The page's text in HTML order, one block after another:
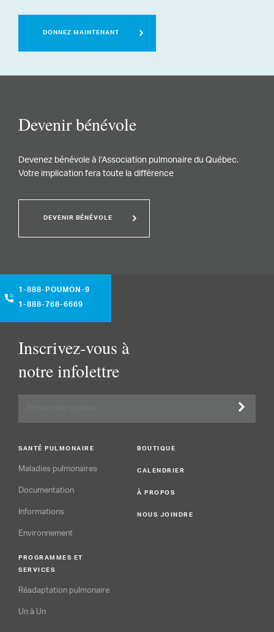
DONNEZ MAINTENANT
Devenir bénévole
Devenez bénévole à l’Association pulmonaire du Québec.
Votre implication fera toute la différence
DEVENIR BÉNÉVOLE
1-888-POUMON-9
1-888-768-6669
Inscrivez-vous à
notre infolettre
SANTÉ PULMONAIRE
Maladies pulmonaires
Documentation
Informations
Environnement
PROGRAMMES ET
SERVICES
Réadaptation pulmonaire
Un à Un
BOUTIQUE
CALENDRIER
À PROPOS
NOUS JOINDRE